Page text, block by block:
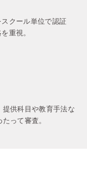
クール単位で認証
重視。
供科目や教育手法な
って審査。